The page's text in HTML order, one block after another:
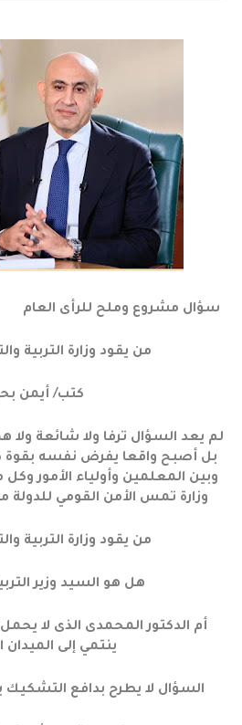
سؤال مشروع وملح للرأى العام
من يقود وزارة التربية
كتب/ أيمن
لم يعد السؤال ترفا ولا شائعة
بل أصبح واقعا يفرض نفسه بقوة
وبين المعلمين وأولياء الأمور
وزارة تمس الأمن القومي للدولة
من يقود وزارة التربية
هل هو السيد وزير
أم الدكتور المحمدى الذى لا
ينتمي إلى الميدان
السؤال لا يطرح بدافع التشكيك